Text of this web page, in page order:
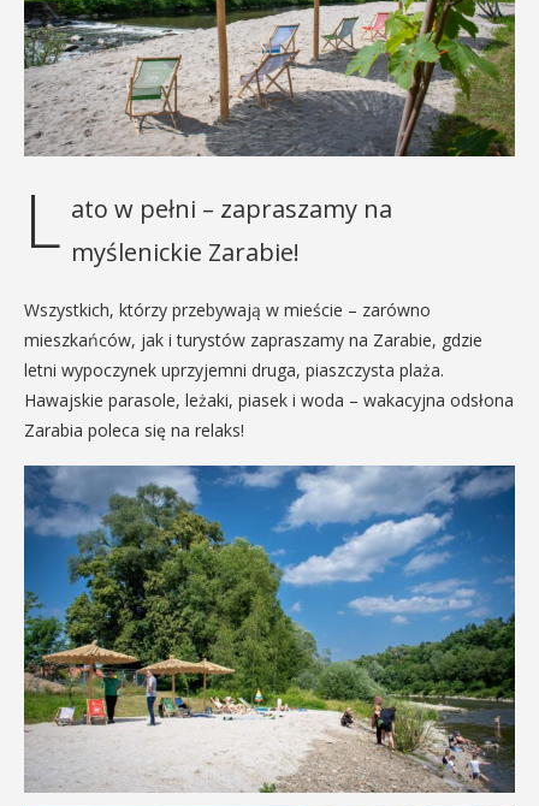
L ato w pełni – zapraszamy na
myślenickie Zarabie!
Wszystkich, którzy przebywają w mieście – zarówno
mieszkańców, jak i turystów zapraszamy na Zarabie, gdzie
letni wypoczynek uprzyjemni druga, piaszczysta plaża.
Hawajskie parasole, leżaki, piasek i woda – wakacyjna odsłona
Zarabia poleca się na relaks!